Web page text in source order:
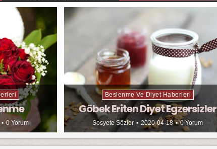
0 Yorum
Beslenme Ve Diyet Haberleri
Göbek Eriten Diyet Egzersizler
Sosyete Sözler 2020-04-18 0 Yorum